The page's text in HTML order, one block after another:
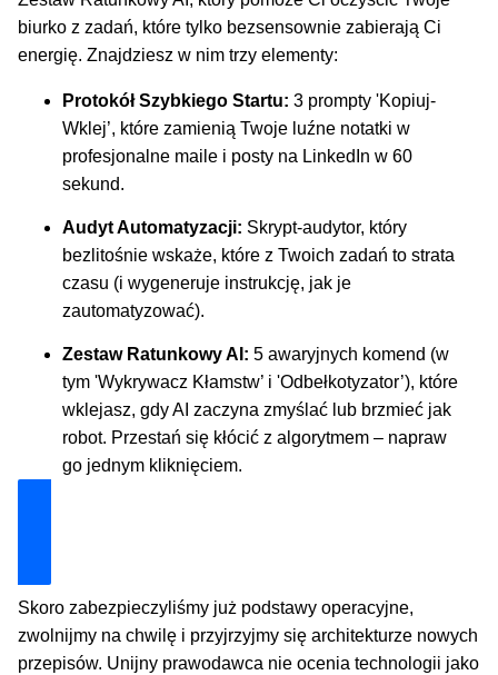
biurko z zadań, które tylko bezsensownie zabierają Ci
energię. Znajdziesz w nim trzy elementy:
Protokół Szybkiego Startu: 3 prompty 'Kopiuj-
Wklej’, które zamienią Twoje luźne notatki w
profesjonalne maile i posty na LinkedIn w 60
sekund.
Audyt Automatyzacji: Skrypt-audytor, który
bezlitośnie wskaże, które z Twoich zadań to strata
czasu (i wygeneruje instrukcję, jak je
zautomatyzować).
Zestaw Ratunkowy AI: 5 awaryjnych komend (w
tym 'Wykrywacz Kłamstw’ i 'Odbełkotyzator’), które
wklejasz, gdy AI zaczyna zmyślać lub brzmieć jak
robot. Przestań się kłócić z algorytmem – napraw
go jednym kliknięciem.
Skoro zabezpieczyliśmy już podstawy operacyjne,
zwolnijmy na chwilę i przyjrzyjmy się architekturze nowych
przepisów. Unijny prawodawca nie ocenia technologii jako